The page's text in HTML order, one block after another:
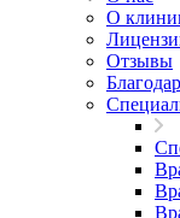
О
Отзывы